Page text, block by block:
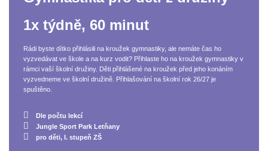
1x týdně, 60 minut
Rádi byste dítko přihlásili na kroužek gymnastiky, ale nemáte čas ho
vyzvedávat ve škole a na kurz vodit? Přihlaste ho na kroužek gymnastiky v
rámci vaší školní družiny. Děti přihlášené na kroužek před jeho konáním
vyzvedneme ve školní družině. Přihlašování na školní rok 26/27 je
spuštěno.
Dle počtu lekcí
Jungle Sport Park Letňany
pro děti, I. stupeň ZŠ